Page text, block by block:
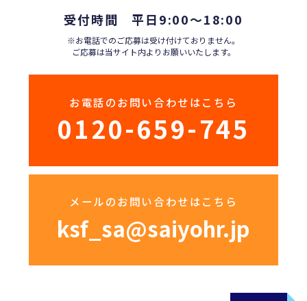
受付時間 平日9:00〜18:00
※お電話でのご応募は受け付けておりません。
ご応募は当サイト内よりお願いいたします。
お電話のお問い合わせはこちら
0120-659-745
メールのお問い合わせはこちら
ksf_sa@saiyohr.jp